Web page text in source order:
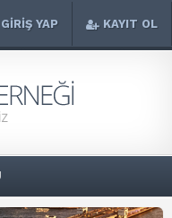
GİRİŞ YAP KAYIT OL